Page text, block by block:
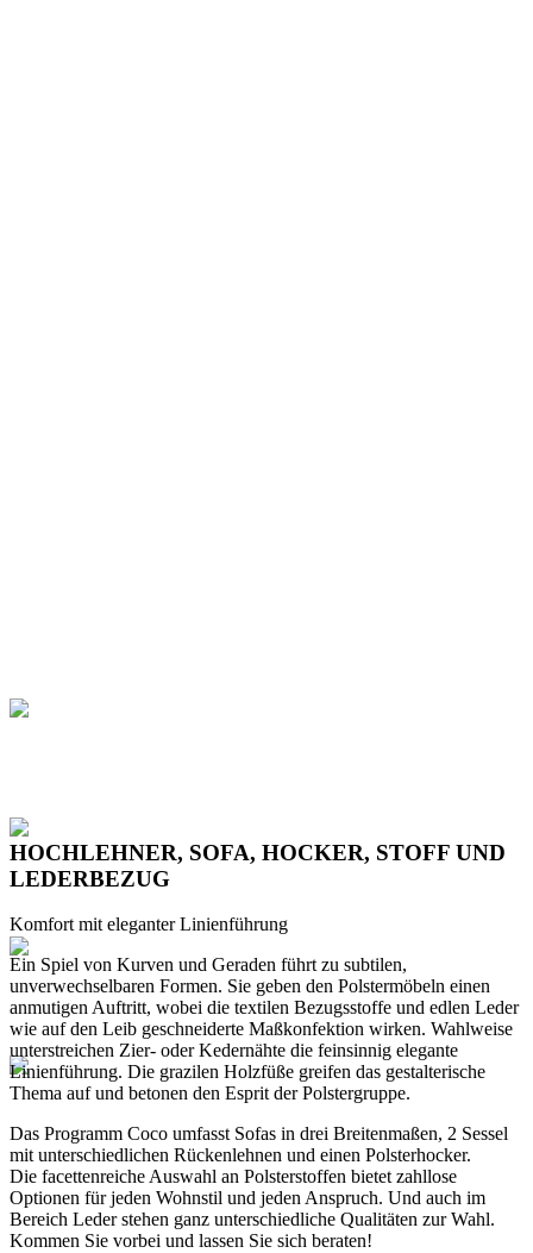
HOCHLEHNER, SOFA, HOCKER, STOFF UND
LEDERBEZUG
Komfort mit eleganter Linienführung
Ein Spiel von Kurven und Geraden führt zu subtilen,
unverwechselbaren Formen. Sie geben den Polstermöbeln einen
anmutigen Auftritt, wobei die textilen Bezugsstoffe und edlen Leder
wie auf den Leib geschneiderte Maßkonfektion wirken. Wahlweise
unterstreichen Zier- oder Kedernähte die feinsinnig elegante
Linienführung. Die grazilen Holzfüße greifen das gestalterische
Thema auf und betonen den Esprit der Polstergruppe.
Das Programm Coco umfasst Sofas in drei Breitenmaßen, 2 Sessel
mit unterschiedlichen Rückenlehnen und einen Polsterhocker.
Die facettenreiche Auswahl an Polsterstoffen bietet zahllose
Optionen für jeden Wohnstil und jeden Anspruch. Und auch im
Bereich Leder stehen ganz unterschiedliche Qualitäten zur Wahl.
Kommen Sie vorbei und lassen Sie sich beraten!